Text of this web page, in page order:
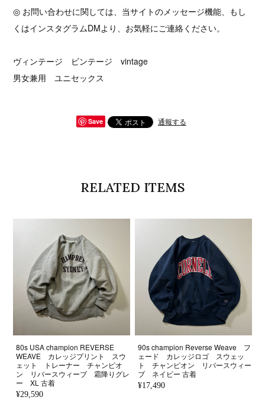
◎ お問い合わせに関しては、当サイトのメッセージ機能、もし
くはインスタグラムDMより、お気軽にご連絡ください。
ヴィンテージ ビンテージ vintage
男女兼用 ユニセックス
Save 通報する
RELATED ITEMS
80s USA champion REVERSE
WEAVE カレッジプリント スウ
ェット トレーナー チャンピオ
ン リバースウィーブ 霜降りグレ
ー XL 古着
¥29,590
90s champion Reverse Weave フ
ェード カレッジロゴ スウェッ
ト チャンピオン リバースウィー
ブ ネイビー 古着
¥17,490